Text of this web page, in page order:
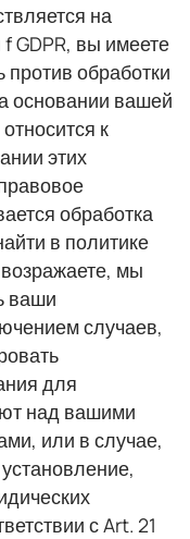
на
GDPR, вы имеете
обработки
основании вашей
к
этих
обработка
в политике
мы
ваши
случаев,
для
над вашими
или в случае,
с Art. 21